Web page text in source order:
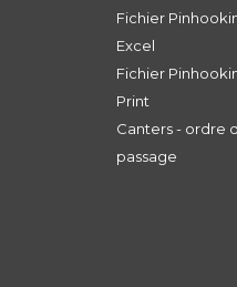
Fichier
Excel
Fichier
Print
Canters - ordre
passage